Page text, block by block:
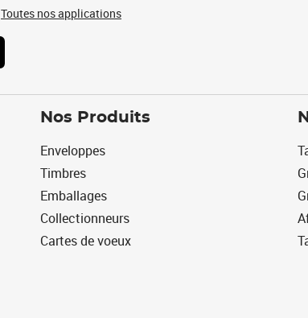
Toutes nos applications
Nos Produits
Enveloppes
Timbres
Emballages
Collectionneurs
Cartes de voeux